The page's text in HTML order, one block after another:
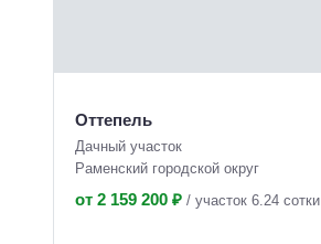
Оттепель
Дачный участок
Раменский городской округ
от 2 159 200 ₽ / участок 6.24 сотки